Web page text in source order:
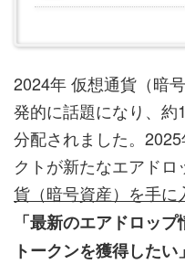
2024年 仮想通貨（暗
発的に話題になり、
分配されました。
クトが新たなエアドロ
貨（暗号資産）を手に
「最新のエアドロッ
トークンを獲得したい」